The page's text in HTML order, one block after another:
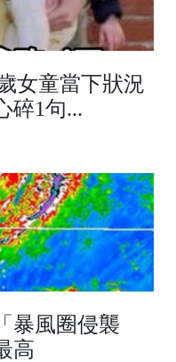
女童當下狀況
碎1句...
暴風圈侵襲
高